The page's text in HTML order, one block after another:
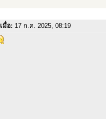
เมื่อ: 17 ก.ค. 2025, 08:19